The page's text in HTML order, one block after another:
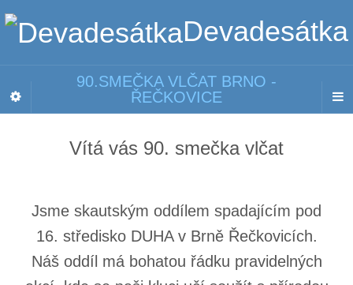
Devadesátka
90.SMEČKA VLČAT BRNO -
ŘEČKOVICE
Vítá vás 90. smečka vlčat
Jsme skautským oddílem spadajícím pod
16. středisko DUHA v Brně Řečkovicích.
Náš oddíl má bohatou řádku pravidelných